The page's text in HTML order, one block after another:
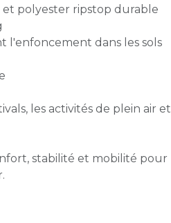
polyester ripstop durable
l'enfoncement dans les sols
les activités de plein air et
stabilité et mobilité pour